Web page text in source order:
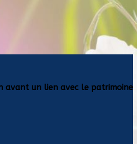
avant un lien avec le patrimoine